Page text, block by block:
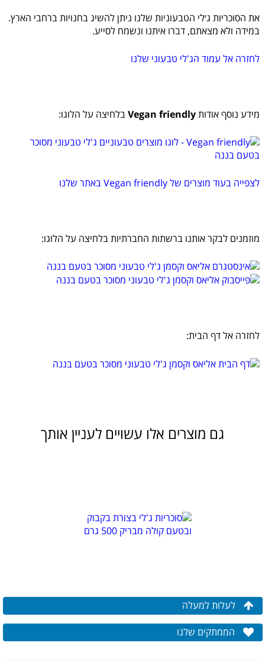
את הסוכריות ג׳לי הטבעוניות שלנו ניתן להשיג בחנויות ברחבי הארץ.
במידה ולא מצאתם, דברו איתנו ונשמח לסייע.
לחזרה אל עמוד הג'לי טבעוני שלנו
מידע נוסף אודות Vegan friendlyבלחיצה על הלוגו:
לצפייה בעוד מוצרים של Vegan friendly באתר שלנו
מוזמנים לבקר אותנו ברשתות החברתיות בלחיצה על הלוגו:
לחזרה אל דף הבית:
גם מוצרים אלו עשויים לעניין אותך
לעלות למעלה
הממתקים שלנו